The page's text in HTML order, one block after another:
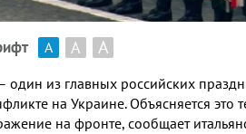
А А А
из главных российских
на Украине. Объясняется это
на фронте, сообщает